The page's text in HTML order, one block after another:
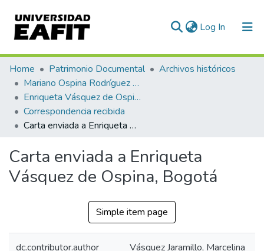
Log In (current)
Communities & Collections
All of DSpace
Statistics
Home Patrimonio Documental
Archivos históricos
Mariano Ospina Rodríguez (1826 -1912)
Enriqueta Vásquez de Ospina
Correspondencia recibida
Carta enviada a Enriqueta Vásquez de Ospina, Bogotá
Carta enviada a Enriqueta
Vásquez de Ospina, Bogotá
Simple item page
dc.contributor.author Vásquez Jaramillo, Marcelina